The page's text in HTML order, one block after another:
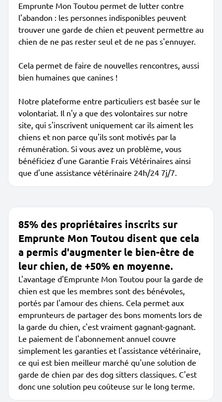
Emprunte Mon Toutou permet de lutter contre
l'abandon : les personnes indisponibles peuvent
trouver une garde de chien et peuvent permettre au
chien de ne pas rester seul et de ne pas s'ennuyer.
Cela permet de faire de nouvelles rencontres, aussi
bien humaines que canines !
Notre plateforme entre particuliers est basée sur le
volontariat. Il n'y a que des volontaires sur notre
site, qui s'inscrivent uniquement car ils aiment les
chiens et non parce qu'ils sont motivés par la
rémunération. Si vous avez un problème, vous
bénéficiez d'une Garantie Frais Vétérinaires ainsi
que d'une assistance vétérinaire 24h/24 7j/7.
85% des propriétaires inscrits sur
Emprunte Mon Toutou disent que cela
a permis d'augmenter le bien-être de
leur chien, de +50% en moyenne.
L'avantage d'Emprunte Mon Toutou pour la garde de
chien est que les membres sont des bénévoles,
portés par l'amour des chiens. Cela permet aux
emprunteurs de partager des bons moments lors de
la garde du chien, c'est vraiment gagnant-gagnant.
Le paiement de l'abonnement annuel couvre
simplement les garanties et l'assistance vétérinaire,
ce qui est bien meilleur marché qu'une solution de
garde de chien par des dog sitters classiques. C'est
donc une solution peu coûteuse sur le long terme.